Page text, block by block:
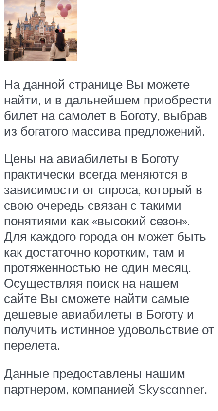
На данной странице Вы можете
найти, и в дальнейшем приобрести
билет на самолет в Боготу, выбрав
из богатого массива предложений.
Цены на авиабилеты в Боготу
практически всегда меняются в
зависимости от спроса, который в
свою очередь связан с такими
понятиями как «высокий сезон».
Для каждого города он может быть
как достаточно коротким, там и
протяженностью не один месяц.
Осуществляя поиск на нашем
сайте Вы сможете найти самые
дешевые авиабилеты в Боготу и
получить истинное удовольствие от
перелета.
Данные предоставлены нашим
партнером, компанией Skyscanner.